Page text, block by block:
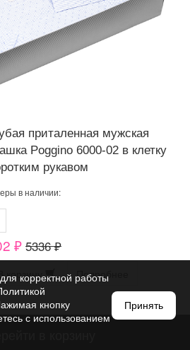
приталенная мужская
Poggino 6000-02 в клетку
рукавом
в наличии:
₽ 5336 ₽
корзину Подробнее
корректной работы
кнопку
с использованием
Принять